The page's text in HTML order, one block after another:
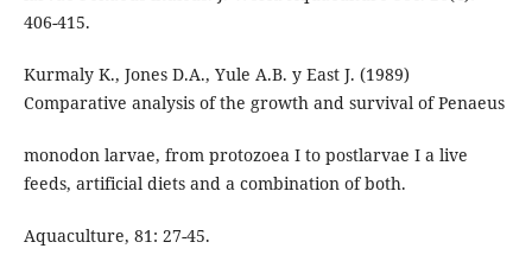
406-415.
Kurmaly K., Jones D.A., Yule A.B. y East J. (1989)
Comparative analysis of the growth and survival of Penaeus
monodon larvae, from protozoea I to postlarvae I a live
feeds, artificial diets and a combination of both.
Aquaculture, 81: 27-45.